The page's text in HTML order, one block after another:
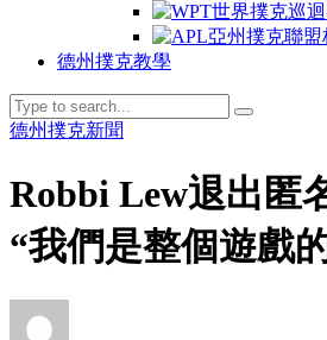
德州撲克教學
德州撲克新聞
Robbi Lew退出匿
“我們是整個遊戲